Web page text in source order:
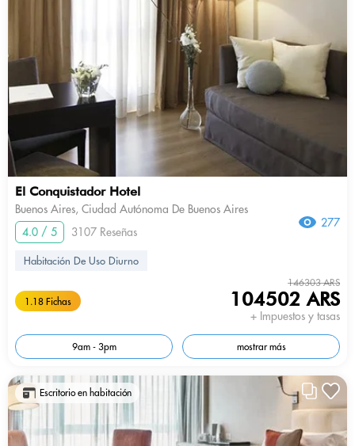
El Conquistador Hotel
Buenos Aires, Ciudad Autónoma De Buenos Aires
4.0 / 5
3107 Reseñas
277
Habitación De Uso Diurno
1.18 Fichas
146303 ARS
104502 ARS
+ Impuestos y tasas
9am - 3pm mostrar más
Escritorio en habitación